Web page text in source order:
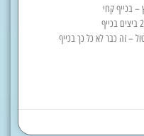
בכייף קחי
– זה כבר לא כל כך בכייף